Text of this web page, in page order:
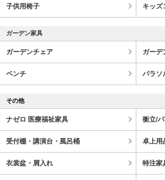
子供用椅子 キッズ
ガーデン家具
ガーデンチェア ガーデ
ベンチ パラソ
その他
ナゼロ 医療福祉家具 衝立/
受付棚・講演台・風呂桶 卓上用
衣裳盆・屑入れ 特注家